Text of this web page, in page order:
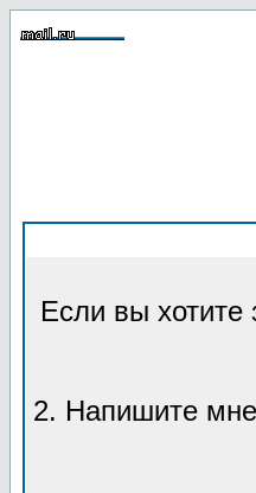
Если вы хотите
2. Напишите